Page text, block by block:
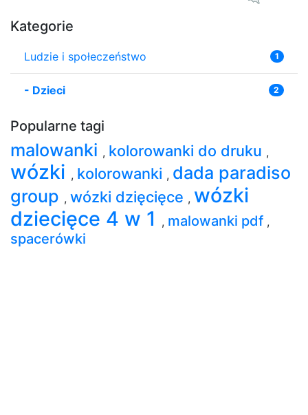
Kategorie
Ludzie i społeczeństwo 1
- Dzieci 2
Popularne tagi
malowanki , kolorowanki do druku ,
wózki , kolorowanki , dada paradiso
group , wózki dzięcięce , wózki
dziecięce 4 w 1
, malowanki pdf ,
spacerówki